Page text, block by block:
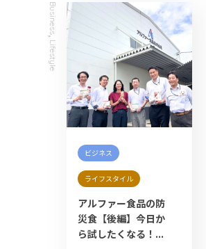
Business
,
Lifestyle
ビジネス
ライフスタイル
アルファー食品の防
災食【後編】今日か
ら試したくなる！...